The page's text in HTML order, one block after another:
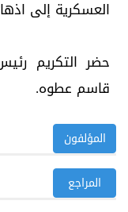
العسكرية إلى
حضر التكريم
قاسم عطوه.
المؤلفون
المراجع